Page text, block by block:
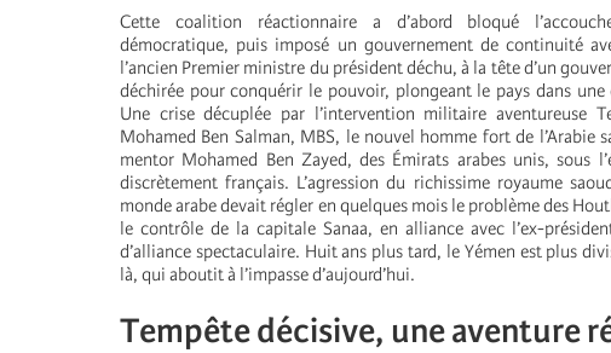
Cette coalition réactionnaire a d’abord bloqué
démocratique, puis imposé un gouvernement de continuité
l’ancien Premier ministre du président déchu, à la tête d’un
déchirée pour conquérir le pouvoir, plongeant le pays dans
Une crise décuplée par l’intervention militaire aventureuse
Mohamed Ben Salman, MBS, le nouvel homme fort de l’Arabie
mentor Mohamed Ben Zayed, des Émirats arabes unis, sous
discrètement français. L’agression du richissime royaume
monde arabe devait régler en quelques mois le problème des
le contrôle de la capitale Sanaa, en alliance avec l’ex-
d’alliance spectaculaire. Huit ans plus tard, le Yémen est plus
là, qui aboutit à l’impasse d’aujourd’hui.
Tempête décisive, une aventure